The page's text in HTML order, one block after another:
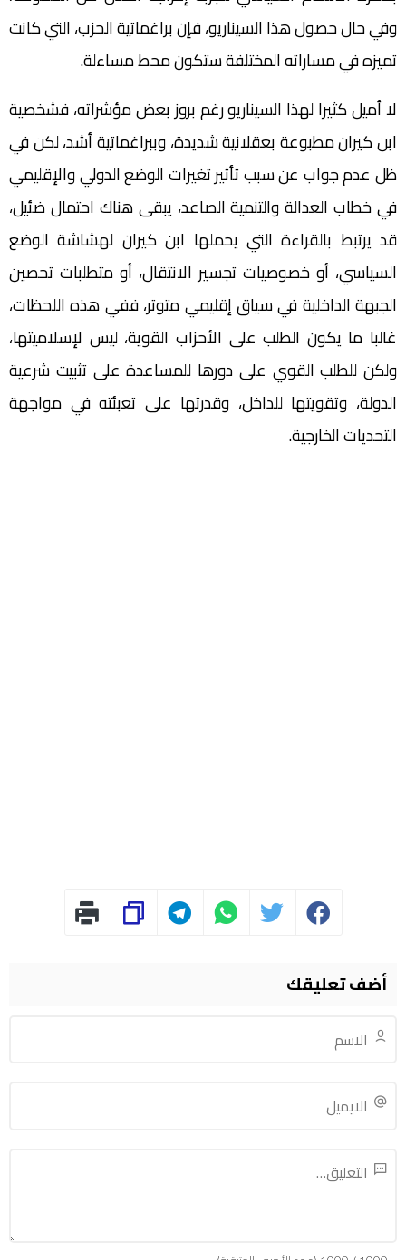
وفي حال حصول هذا السيناريو، فإن براغماتية الحزب، التي كانت
تميزه في مساراته المختلفة ستكون محط مساءلة.
لا أميل كثيرا لهذا السيناريو رغم بروز بعض مؤشراته، فشخصية
ابن كيران مطبوعة بعقلانية شديدة، وببراغماتية أشد، لكن في
ظل عدم جواب عن سبب تأثير تغيرات الوضع الدولي والإقليمي
في خطاب العدالة والتنمية الصاعد، يبقى هناك احتمال ضئيل،
قد يرتبط بالقراءة التي يحملها ابن كيران لهشاشة الوضع
السياسي، أو خصوصيات تجسير الانتقال، أو متطلبات تحصين
الجبهة الداخلية في سياق إقليمي متوتر، ففي هذه اللحظات،
غالبا ما يكون الطلب على الأحزاب القوية، ليس لإسلاميتها،
ولكن للطلب القوي على دورها للمساعدة على تثبيت شرعية
الدولة، وتقويتها للداخل، وقدرتها على تعبئته في مواجهة
التحديات الخارجية.
أضف تعليقك